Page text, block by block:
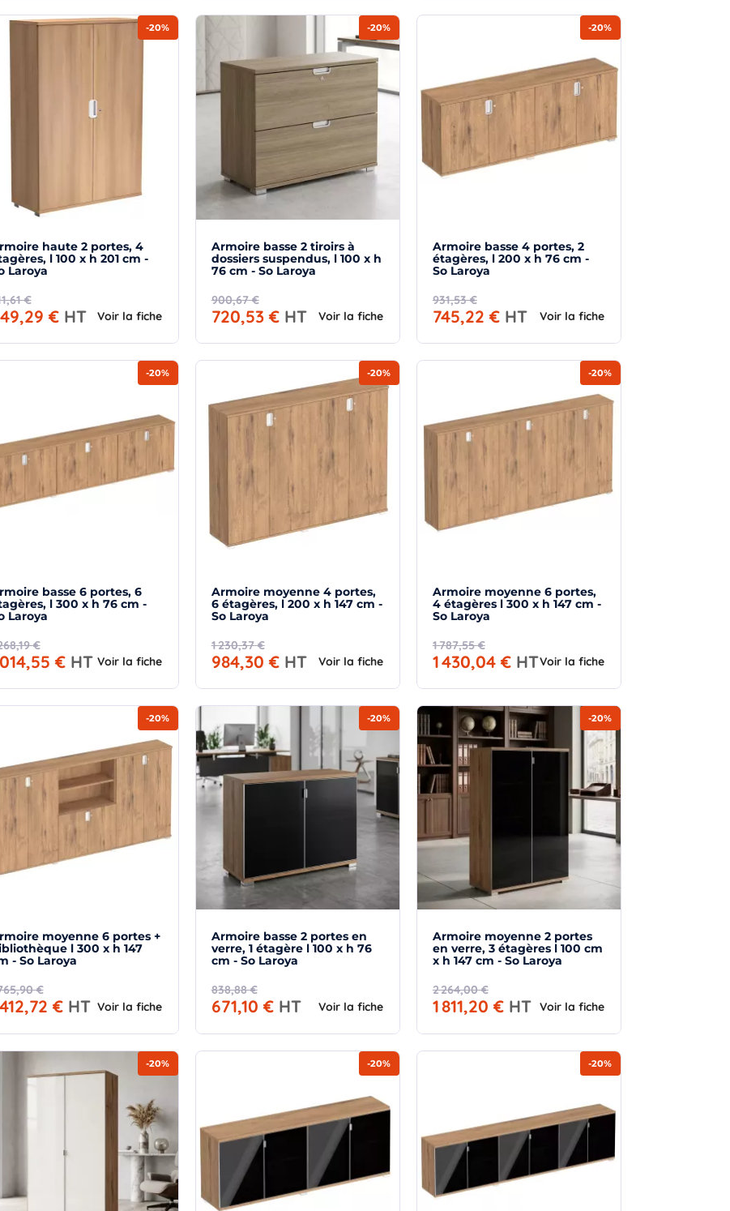
Demande de rappel ×
haute 2 portes, 4
l 100 x h 201 cm -
Laroya
€
€ HT Voir la fiche
-20%
Armoire basse 2 tiroirs à
dossiers suspendus, l 100 x h
76 cm - So Laroya
900,67 €
720,53 € HT Voir la fiche
-20%
Armoire basse 4 portes, 2
étagères, l 200 x h 76 cm -
So Laroya
931,53 €
745,22 € HT Voir la fiche
-20%
basse 6 portes, 6
l 300 x h 76 cm -
Laroya
€
€ HT Voir la fiche
-20%
Armoire moyenne 4 portes,
6 étagères, l 200 x h 147 cm -
So Laroya
1 230,37 €
984,30 € HT Voir la fiche
-20%
Armoire moyenne 6 portes,
4 étagères l 300 x h 147 cm -
So Laroya
1 787,55 €
1 430,04 € HTVoir la fiche
-20%
moyenne 6 portes +
l 300 x h 147
- So Laroya
€
€ HT Voir la fiche
-20%
Armoire basse 2 portes en
verre, 1 étagère l 100 x h 76
cm - So Laroya
838,88 €
671,10 € HT Voir la fiche
-20%
Armoire moyenne 2 portes
en verre, 3 étagères l 100 cm
x h 147 cm - So Laroya
2 264,00 €
1 811,20 € HT Voir la fiche
-20%
-20% -20% -20%